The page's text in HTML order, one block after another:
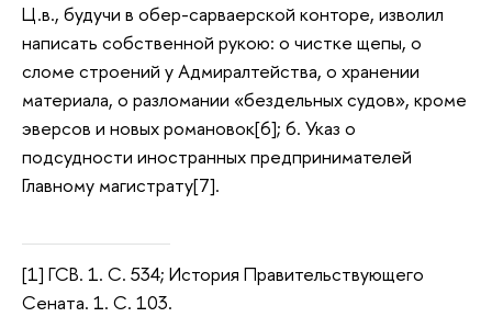
Ц.в., будучи в обер-сарваерской конторе, изволил
написать собственной рукою: о чистке щепы, о
сломе строений у Адмиралтейства, о хранении
материала, о разломании «бездельных судов», кроме
эверсов и новых романовок[6]; 6. Указ о
подсудности иностранных предпринимателей
Главному магистрату[7].
[1] ГСВ. 1. С. 534; История Правительствующего
Сената. 1. С. 103.